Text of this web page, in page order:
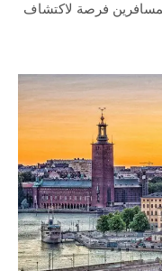
فرصة لاكتشاف